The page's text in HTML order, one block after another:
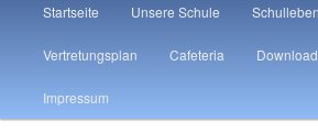
Startseite Unsere Schule Schulleben
Vertretungsplan Cafeteria
Impressum